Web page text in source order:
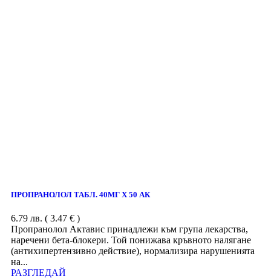
ПРОПРАНОЛОЛ ТАБЛ. 40МГ Х 50 АК
6.79 лв. ( 3.47 € )
Пропранолол Актавис принадлежи към група лекарства,
наречени бета-блокери. Той понижава кръвното налягане
(антихипертензивно действие), нормализира нарушенията
на...
РАЗГЛЕДАЙ